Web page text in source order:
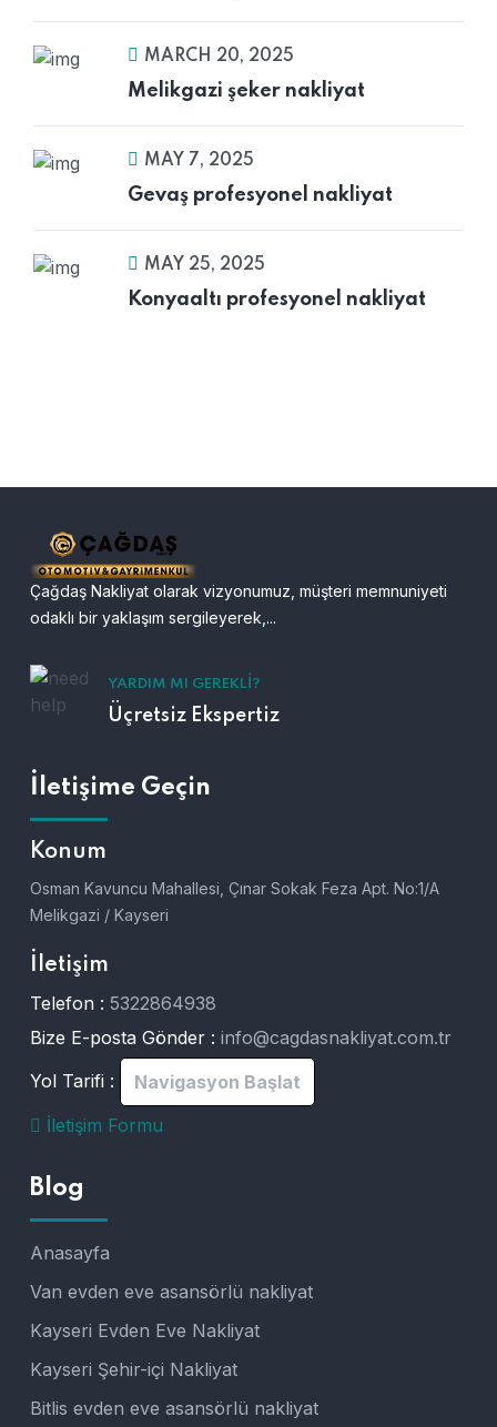
MARCH 20, 2025
Melikgazi şeker nakliyat
MAY 7, 2025
Gevaş profesyonel nakliyat
MAY 25, 2025
Konyaaltı profesyonel nakliyat
Çağdaş Nakliyat olarak vizyonumuz, müşteri memnuniyeti
odaklı bir yaklaşım sergileyerek,...
YARDIM MI GEREKLI?
Üçretsiz Ekspertiz
İletişime Geçin
Konum
Osman Kavuncu Mahallesi, Çınar Sokak Feza Apt. No:1/A
Melikgazi / Kayseri
İletişim
Telefon : 5322864938
Bize E-posta Gönder : info@cagdasnakliyat.com.tr
Yol Tarifi :
Navigasyon Başlat
İletişim Formu
Blog
Anasayfa
Van evden eve asansörlü nakliyat
Kayseri Evden Eve Nakliyat
Kayseri Şehir-içi Nakliyat
Bitlis evden eve asansörlü nakliyat